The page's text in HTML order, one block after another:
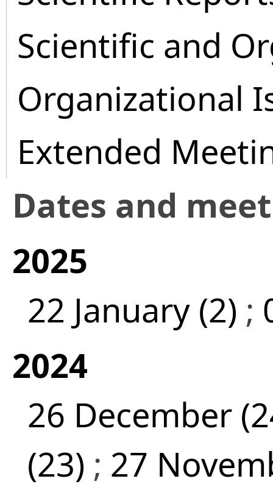
Scientific and
Organizational
Extended
Dates and
2025
22 January (2) ;
2024
26 December
(23) ; 27